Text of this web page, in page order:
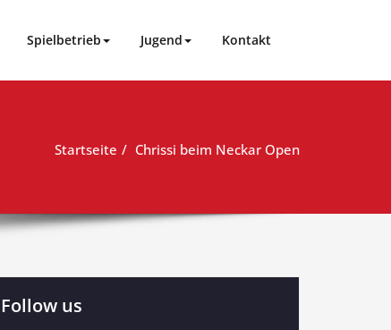
Spielbetrieb Jugend Kontakt
Startseite Chrissi beim Neckar Open
Follow us